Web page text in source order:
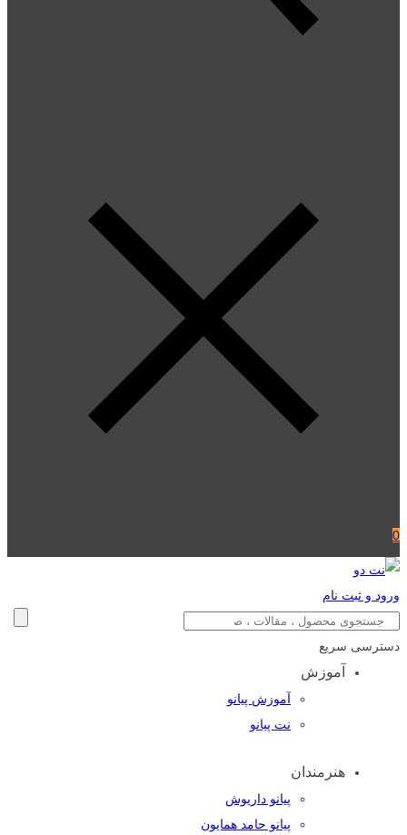
0
ورود و ثبت نام
دسترسی سریع
آموزش
آموزش پیانو
نت پیانو
هنرمندان
پیانو داریوش
پیانو حامد همایون